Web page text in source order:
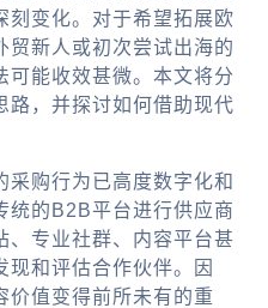
刻变化。对于希望拓展欧
贸新人或初次尝试出海的
可能收效甚微。本文将分
路，并探讨如何借助现代
采购行为已高度数字化和
统的B2B平台进行供应商
、专业社群、内容平台甚
现和评估合作伙伴。因
价值变得前所未有的重